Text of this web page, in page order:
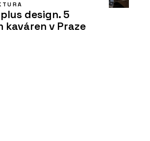
design. 5
kaváren v Praze